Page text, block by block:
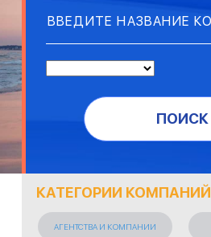
ПОИСК
КАТЕГОРИИ КОМПАНИЙ
АГЕНТСТВА И КОМПАНИИ